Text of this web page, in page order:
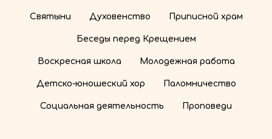
Святыни Духовенство Приписной храм
Беседы перед Крещением
Воскресная школа Молодежная работа
Детско-юношеский хор Паломничество
Социальная деятельность Проповеди